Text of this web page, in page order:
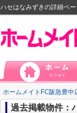
ハセはなみずきの詳細ペ
ホームメイトFC阪急豊中
過去掲載物件：